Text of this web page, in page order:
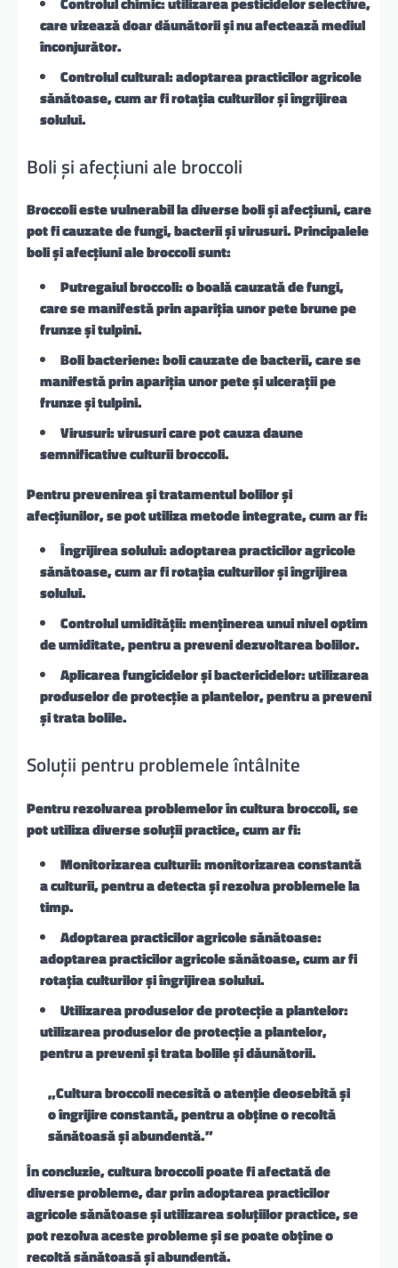
care vizează doar dăunătorii și nu afectează mediul
înconjurător.
Controlul cultural: adoptarea practicilor agricole
sănătoase, cum ar fi rotația culturilor și îngrijirea
solului.
Boli și afecțiuni ale broccoli
Broccoli este vulnerabil la diverse boli și afecțiuni, care
pot fi cauzate de fungi, bacterii și virusuri. Principalele
boli și afecțiuni ale broccoli sunt:
Putregaiul broccoli: o boală cauzată de fungi,
care se manifestă prin apariția unor pete brune pe
frunze și tulpini.
Boli bacteriene: boli cauzate de bacterii, care se
manifestă prin apariția unor pete și ulcerații pe
frunze și tulpini.
Virusuri: virusuri care pot cauza daune
semnificative culturii broccoli.
Pentru prevenirea și tratamentul bolilor și
afecțiunilor, se pot utiliza metode integrate, cum ar fi:
Îngrijirea solului: adoptarea practicilor agricole
sănătoase, cum ar fi rotația culturilor și îngrijirea
solului.
Controlul umidității: menținerea unui nivel optim
de umiditate, pentru a preveni dezvoltarea bolilor.
Aplicarea fungicidelor și bactericidelor: utilizarea
produselor de protecție a plantelor, pentru a preveni
și trata bolile.
Soluții pentru problemele întâlnite
Pentru rezolvarea problemelor în cultura broccoli, se
pot utiliza diverse soluții practice, cum ar fi:
Monitorizarea culturii: monitorizarea constantă
a culturii, pentru a detecta și rezolva problemele la
timp.
Adoptarea practicilor agricole sănătoase:
adoptarea practicilor agricole sănătoase, cum ar fi
rotația culturilor și îngrijirea solului.
Utilizarea produselor de protecție a plantelor:
utilizarea produselor de protecție a plantelor,
pentru a preveni și trata bolile și dăunătorii.
„Cultura broccoli necesită o atenție deosebită și
o îngrijire constantă, pentru a obține o recoltă
sănătoasă și abundentă.”
În concluzie, cultura broccoli poate fi afectată de
diverse probleme, dar prin adoptarea practicilor
agricole sănătoase și utilizarea soluțiilor practice, se
pot rezolva aceste probleme și se poate obține o
recoltă sănătoasă și abundentă.